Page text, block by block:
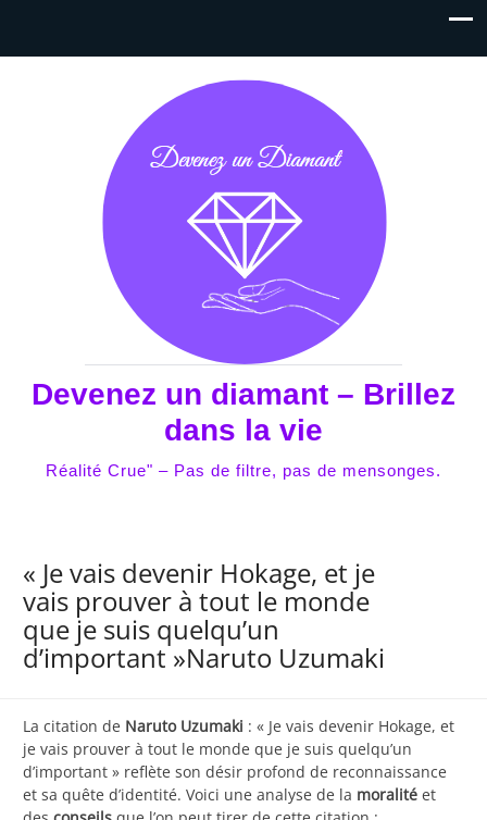
Devenez un diamant – Brillez
dans la vie
Réalité Crue" – Pas de filtre, pas de mensonges.
« Je vais devenir Hokage, et je
vais prouver à tout le monde
que je suis quelqu’un
d’important »Naruto Uzumaki
La citation de Naruto Uzumaki : « Je vais devenir Hokage, et
je vais prouver à tout le monde que je suis quelqu’un
d’important » reflète son désir profond de reconnaissance
et sa quête d’identité. Voici une analyse de la moralité et